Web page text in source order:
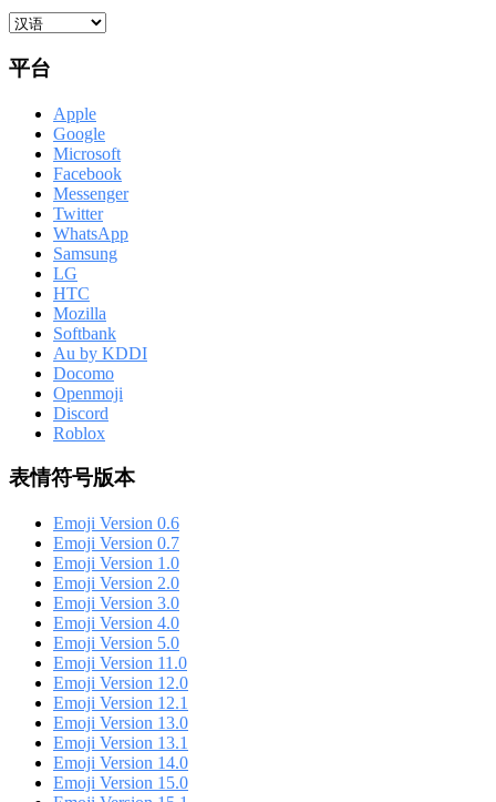
平台
Apple
Google
Microsoft
Facebook
Messenger
Twitter
WhatsApp
Samsung
LG
HTC
Mozilla
Softbank
Au by KDDI
Docomo
Openmoji
Discord
Roblox
表情符号版本
Emoji Version 0.6
Emoji Version 0.7
Emoji Version 1.0
Emoji Version 2.0
Emoji Version 3.0
Emoji Version 4.0
Emoji Version 5.0
Emoji Version 11.0
Emoji Version 12.0
Emoji Version 12.1
Emoji Version 13.0
Emoji Version 13.1
Emoji Version 14.0
Emoji Version 15.0